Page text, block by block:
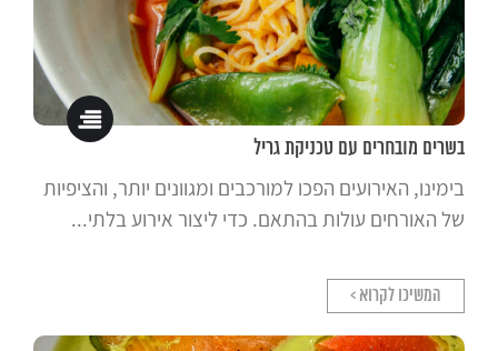
בשרים מובחרים עם טכניקת גריל
בימינו, האירועים הפכו למורכבים ומגוונים יותר, והציפיות
של האורחים עולות בהתאם. כדי ליצור אירוע בלתי...
המשיכו לקרוא >